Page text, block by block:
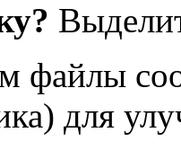
файлы
для